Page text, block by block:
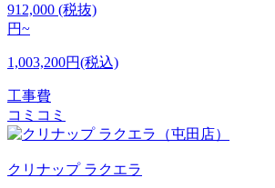
912,000 (税抜)
円~
1,003,200円(税込)
工事費
コミコミ
クリナップ ラクエラ